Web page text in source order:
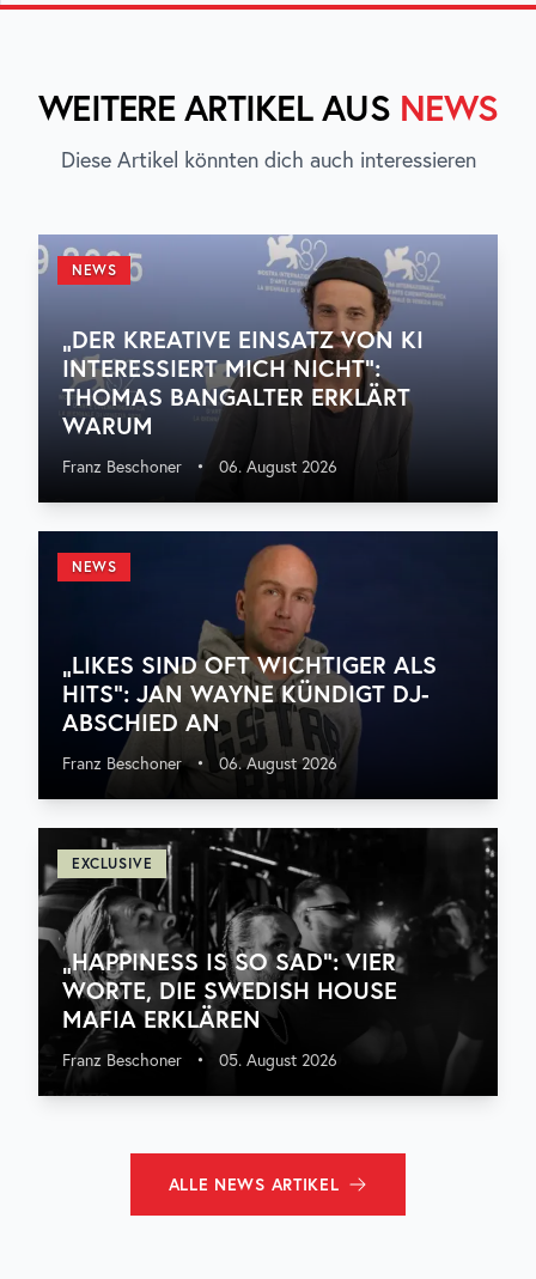
WEITERE ARTIKEL AUS NEWS
Diese Artikel könnten dich auch interessieren
NEWS
„DER KREATIVE EINSATZ VON KI
INTERESSIERT MICH NICHT“:
THOMAS BANGALTER ERKLÄRT
WARUM
Franz Beschoner • 06. August 2026
NEWS
„LIKES SIND OFT WICHTIGER ALS
HITS“: JAN WAYNE KÜNDIGT DJ-
ABSCHIED AN
Franz Beschoner • 06. August 2026
EXCLUSIVE
„HAPPINESS IS SO SAD“: VIER
WORTE, DIE SWEDISH HOUSE
MAFIA ERKLÄREN
Franz Beschoner • 05. August 2026
ALLE NEWS ARTIKEL